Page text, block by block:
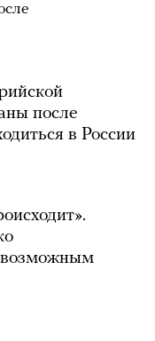
после
в России
возможным